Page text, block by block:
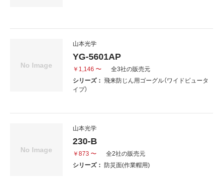
山本光学
YG-5601AP
￥1,146 〜
全3社の販売元
シリーズ： 飛来防じん用ゴーグル（ワイドビュータ
イプ）
山本光学
230-B
￥873 〜
全2社の販売元
シリーズ： 防災面(作業帽用)